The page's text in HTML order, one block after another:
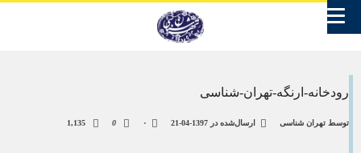
رودخانه-ارنگه-تهران-شناسی
توسط تهران شناسی ارسال‌شده در 1397-04-21 ۰ 0